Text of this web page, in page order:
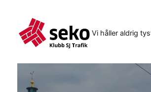
Vi håller aldrig